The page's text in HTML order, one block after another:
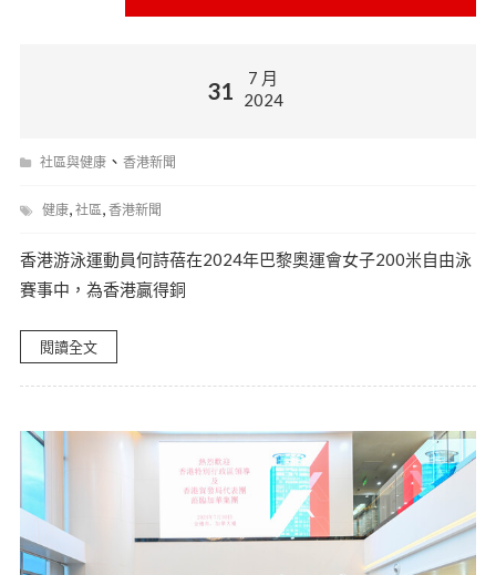
31
7 月
2024
社區與健康、 香港新聞
健康, 社區, 香港新聞
香港游泳運動員何詩蓓在2024年巴黎奧運會女子200米自由泳
賽事中，為香港贏得銅
閱讀全文